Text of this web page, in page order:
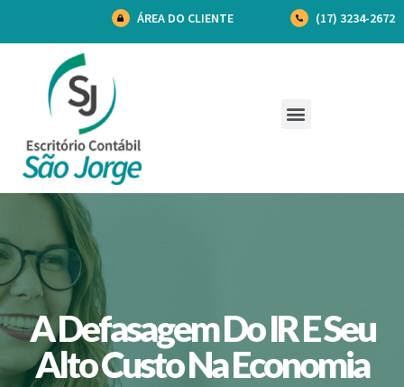
ÁREA DO CLIENTE (17) 3234-2672
A Defasagem Do IR E Seu
Alto Custo Na Economia